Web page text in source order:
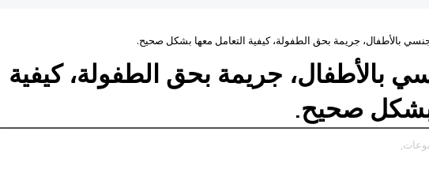
بالأطفال، جريمة بحق الطفولة، كيفية التعامل معها بشكل صحيح.
بالأطفال، جريمة بحق الطفولة، كيفية
بشكل صحيح.